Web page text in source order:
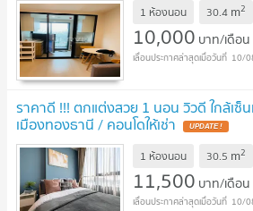
1 ห้องนอน 30.4 m2
10,000 บาท/เดือน
10/
ราคาดี !!! ตกแต่งสวย 1 นอน วิวดี ใกล้เซ็
เมืองทองธานี / คอนโดให้เช่า UPDATE !
1 ห้องนอน 30.5 m2
11,500 บาท/เดือน
10/